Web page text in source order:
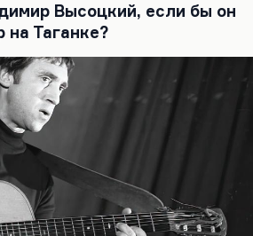
очень много пыток
игромания — это
что говорить?
если это всё испытывает
Если его комплексы, его
к окружающим не
великой прозой, или поэзией,
Просто…
Высоцкий, если бы он
на Таганке?